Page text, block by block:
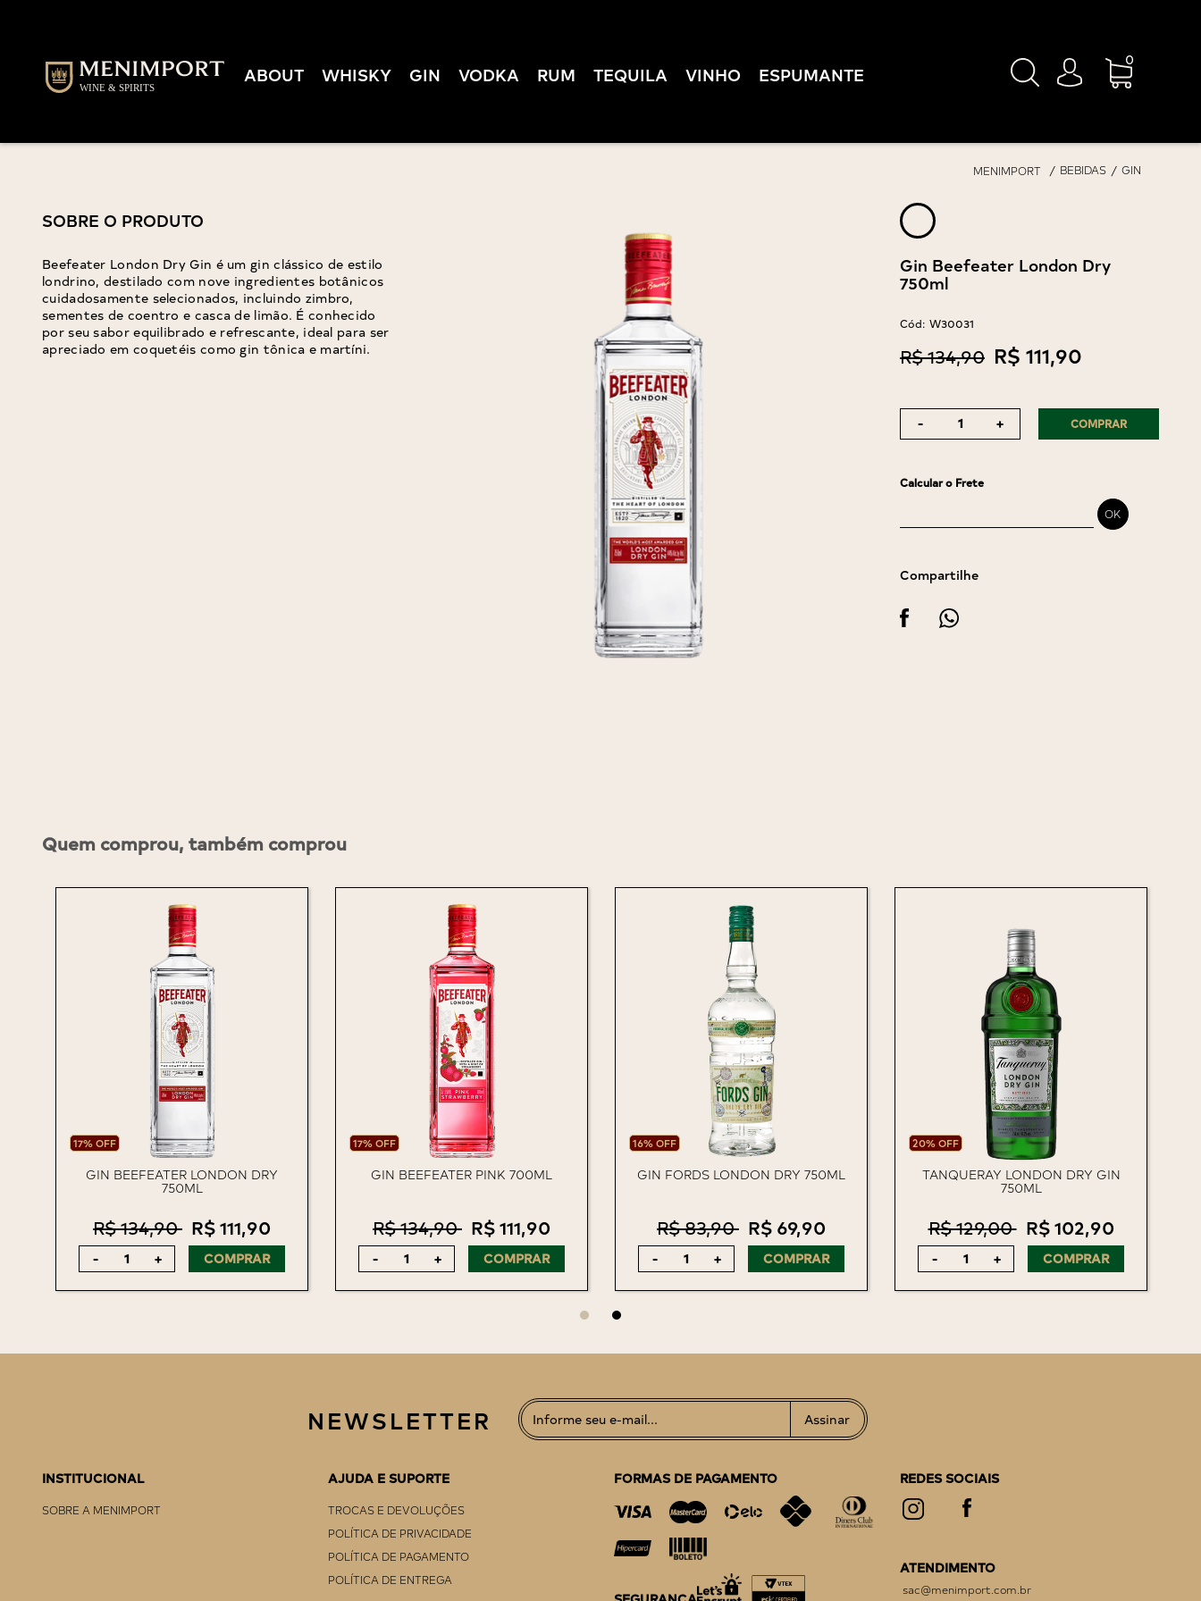
ABOUT WHISKY GIN VODKA RUM TEQUILA VINHO ESPUMANTE
0
MENIMPORT BEBIDAS GIN
SOBRE O PRODUTO
Beefeater London Dry Gin é um gin clássico de estilo
londrino, destilado com nove ingredientes botânicos
cuidadosamente selecionados, incluindo zimbro,
sementes de coentro e casca de limão. É conhecido
por seu sabor equilibrado e refrescante, ideal para ser
apreciado em coquetéis como gin tônica e martíni.
Gin Beefeater London Dry
750ml
Cód: W30031
R$ 134,90 R$ 111,90
- + COMPRAR
Calcular o Frete
Compartilhe
Quem comprou, também comprou
17% OFF
GIN BEEFEATER LONDON DRY
750ML
R$ 134,90 R$ 111,90
- + COMPRAR
17% OFF
GIN BEEFEATER PINK 700ML
R$ 134,90 R$ 111,90
- + COMPRAR
16% OFF
GIN FORDS LONDON DRY 750ML
R$ 83,90 R$ 69,90
- + COMPRAR
20% OFF
TANQUERAY LONDON DRY GIN
750ML
R$ 129,00 R$ 102,90
- + COMPRAR
NEWSLETTER Assinar
INSTITUCIONAL
SOBRE A MENIMPORT
AJUDA E SUPORTE
TROCAS E DEVOLUÇÕES
POLÍTICA DE PRIVACIDADE
POLÍTICA DE PAGAMENTO
POLÍTICA DE ENTREGA
FORMAS DE PAGAMENTO REDES SOCIAIS
ATENDIMENTO
sac@menimport.com.br